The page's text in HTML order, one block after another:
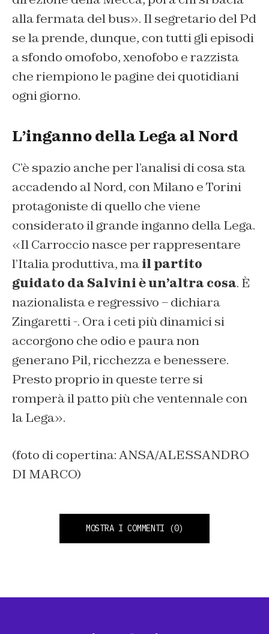
alla fermata del bus». Il segretario del Pd
se la prende, dunque, con tutti gli episodi
a sfondo omofobo, xenofobo e razzista
che riempiono le pagine dei quotidiani
ogni giorno.
L’inganno della Lega al Nord
C’è spazio anche per l’analisi di cosa sta
accadendo al Nord, con Milano e Torini
protagoniste di quello che viene
considerato il grande inganno della Lega.
«Il Carroccio nasce per rappresentare
l’Italia produttiva, mail partito
guidato da Salvini è un’altra cosa. È
nazionalista e regressivo – dichiara
Zingaretti -. Ora i ceti più dinamici si
accorgono che odio e paura non
generano Pil, ricchezza e benessere.
Presto proprio in queste terre si
romperà il patto più che ventennale con
la Lega».
(foto di copertina: ANSA/ALESSANDRO
DI MARCO)
MOSTRA I COMMENTI (0)